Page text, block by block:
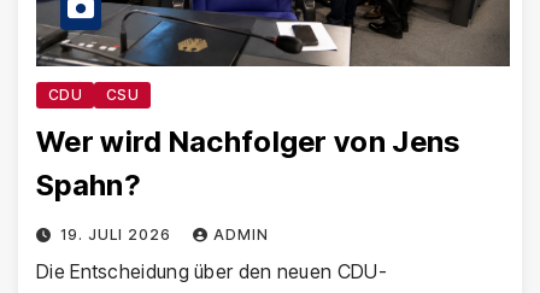
CDU CSU
Wer wird Nachfolger von Jens
Spahn?
19. JULI 2026 ADMIN
Die Entscheidung über den neuen CDU-